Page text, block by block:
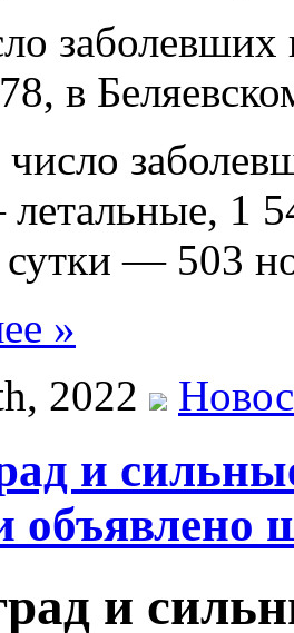
заболевших
в
1
— 503
»
2022
и
объявлено
и